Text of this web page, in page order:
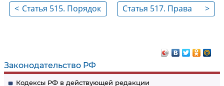
Законодательство РФ
Кодексы РФ в действующей редакции
< Статья 515. Порядок
инженерных и иных
>
Статья 517. Права